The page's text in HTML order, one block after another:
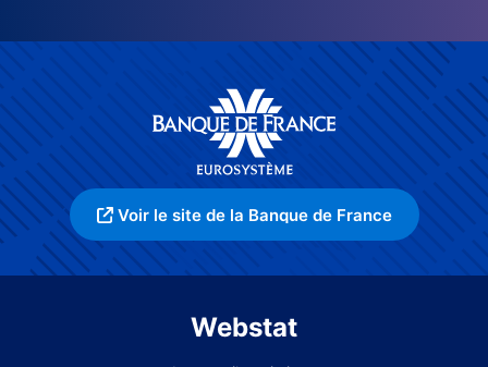
Voir le site de la Banque de France
Webstat